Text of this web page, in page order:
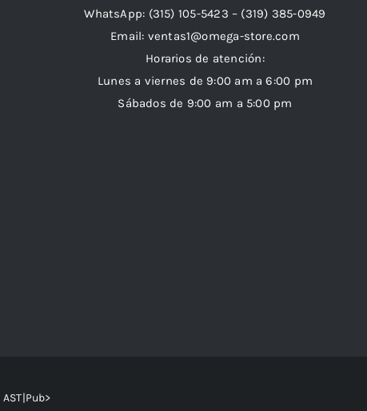
WhatsApp: (315) 105-5423 – (319) 385-0949
Email: ventas1@omega-store.com
Horarios de atención:
Lunes a viernes de 9:00 am a 6:00 pm
Sábados de 9:00 am a 5:00 pm
AST|Pub>